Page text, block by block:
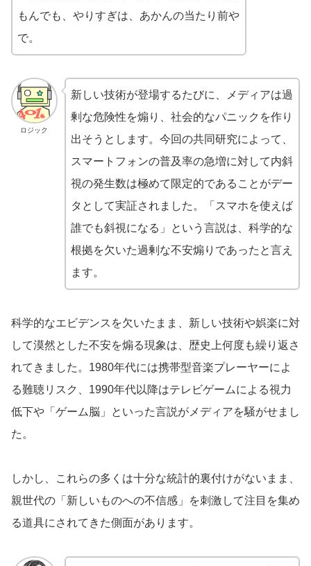
もんでも、やりすぎは、あかんの当たり前や
で。
ロジック
新しい技術が登場するたびに、メディアは過
剰な危険性を煽り、社会的なパニックを作り
出そうとします。今回の共同研究によって、
スマートフォンの普及率の急増に対して内斜
視の発生数は極めて限定的であることがデー
タとして実証されました。「スマホを使えば
誰でも斜視になる」という言説は、科学的な
根拠を欠いた過剰な不安煽りであったと言え
ます。
科学的なエビデンスを欠いたまま、新しい技術や娯楽に対
して漠然とした不安を煽る現象は、歴史上何度も繰り返さ
れてきました。1980年代には携帯型音楽プレーヤーによ
る難聴リスク、1990年代以降はテレビゲームによる視力
低下や「ゲーム脳」といった言説がメディアを騒がせまし
た。
しかし、これらの多くは十分な統計的裏付けがないまま、
親世代の「新しいものへの不信感」を刺激して注目を集め
る道具にされてきた側面があります。